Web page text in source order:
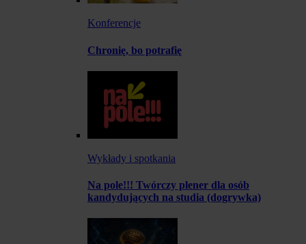
Konferencje
Chronię, bo potrafię
Wykłady i spotkania
Na pole!!! Twórczy plener dla osób
kandydujących na studia (dogrywka)